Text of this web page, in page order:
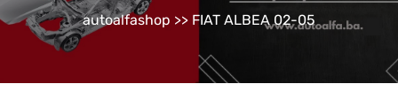
autoalfashop >> FIAT ALBEA 02-05